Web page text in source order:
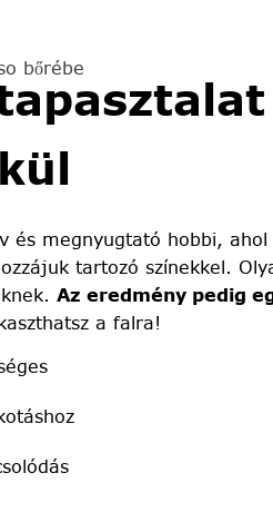
bőrébe
és megnyugtató hobbi, ahol
tartozó színekkel.
Az eredmény pedig
a falra!